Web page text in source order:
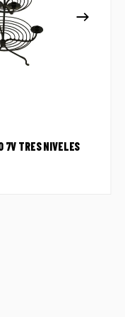
7V TRES NIVELES